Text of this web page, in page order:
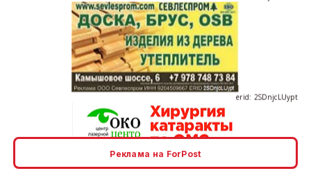
Реклама на ForPost